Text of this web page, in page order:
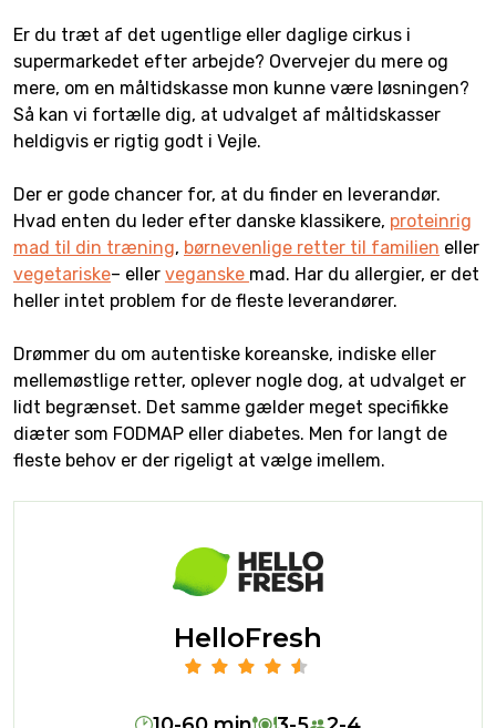
Er du træt af det ugentlige eller daglige cirkus i
supermarkedet efter arbejde? Overvejer du mere og
mere, om en måltidskasse mon kunne være løsningen?
Så kan vi fortælle dig, at udvalget af måltidskasser
heldigvis er rigtig godt i Vejle.
Der er gode chancer for, at du finder en leverandør.
Hvad enten du leder efter danske klassikere, proteinrig
mad til din træning, børnevenlige retter til familien eller
vegetariske– eller veganske mad. Har du allergier, er det
heller intet problem for de fleste leverandører.
Drømmer du om autentiske koreanske, indiske eller
mellemøstlige retter, oplever nogle dog, at udvalget er
lidt begrænset. Det samme gælder meget specifikke
diæter som FODMAP eller diabetes. Men for langt de
fleste behov er der rigeligt at vælge imellem.
HelloFresh